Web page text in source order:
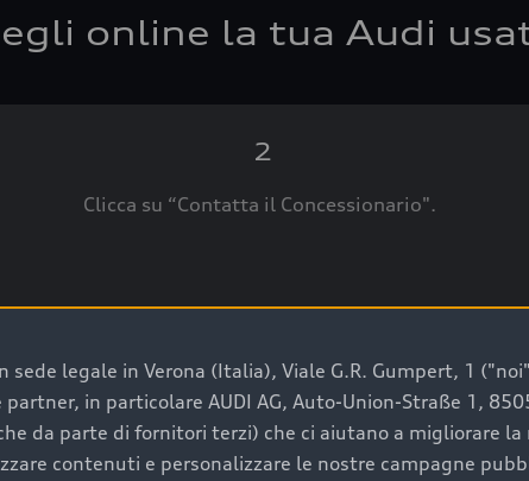
online la tua Audi
2
Clicca su “Contatta il Concessionario".
usata Audi
sede legale in Verona (Italia), Viale G.R. Gumpert, 1
in particolare AUDI AG, Auto-Union-Straße 1,
da parte di fornitori terzi) che ci aiutano a migliorare la
contenuti e personalizzare le nostre campagne